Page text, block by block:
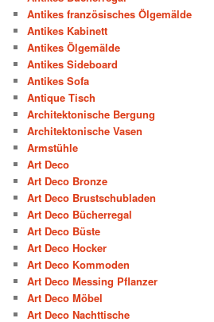
Antikes französisches Ölgemälde
Antikes Kabinett
Antikes Ölgemälde
Antikes Sideboard
Antikes Sofa
Antique Tisch
Architektonische Bergung
Architektonische Vasen
Armstühle
Art Deco
Art Deco Bronze
Art Deco Brustschubladen
Art Deco Bücherregal
Art Deco Büste
Art Deco Hocker
Art Deco Kommoden
Art Deco Messing Pflanzer
Art Deco Möbel
Art Deco Nachttische